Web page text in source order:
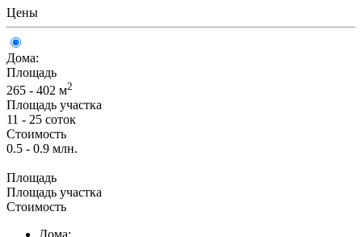
Цены
Дома:
Площадь
265 - 402 м2
Площадь участка
11 - 25 соток
Стоимость
0.5 - 0.9 млн.
Площадь
Площадь участка
Стоимость